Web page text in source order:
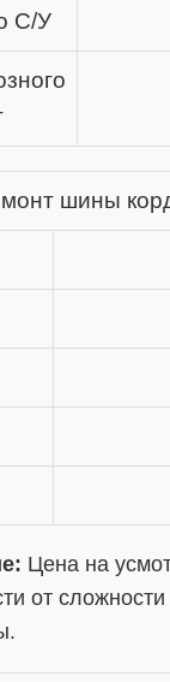
С/У
шины
Цена на
от